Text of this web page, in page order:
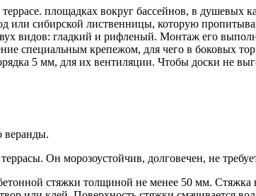
площадках вокруг бассейнов, в душевых
или сибирской лиственницы, которую
видов: гладкий и рифленый. Монтаж его
специальным крепежом, для чего в боковых
5 мм, для их вентиляции. Чтобы доски не
веранды.
Он морозоустойчив, долговечен, не
стяжки толщиной не менее 50 мм.